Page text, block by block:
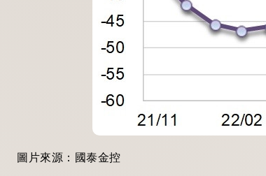
圖片來源：國泰金控